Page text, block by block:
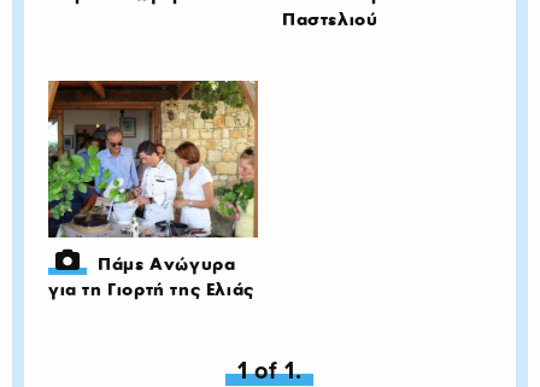
Παστελιού
Πάμε Ανώγυρα
για τη Γιορτή της Ελιάς
You're on page
1 of 1.